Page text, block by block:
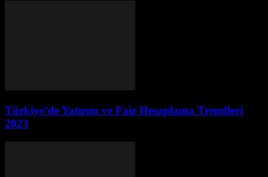
Türkiye’de Yatırım ve Faiz Hesaplama Trendleri
2023